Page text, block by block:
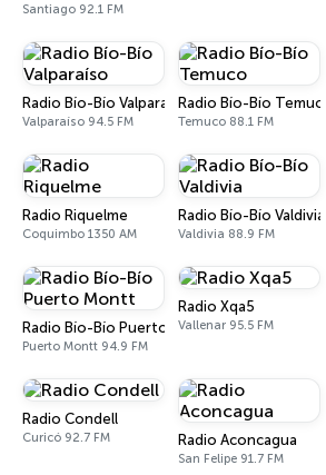
Santiago 92.1 FM
Radio Bío-Bío Valparaíso
Valparaíso 94.5 FM
Radio Bío-Bío Temuco
Temuco 88.1 FM
Radio Riquelme
Coquimbo 1350 AM
Radio Bío-Bío Valdivia
Valdivia 88.9 FM
Radio Bío-Bío Puerto Montt
Puerto Montt 94.9 FM
Radio Xqa5
Vallenar 95.5 FM
Radio Condell
Curicó 92.7 FM Radio Aconcagua
San Felipe 91.7 FM